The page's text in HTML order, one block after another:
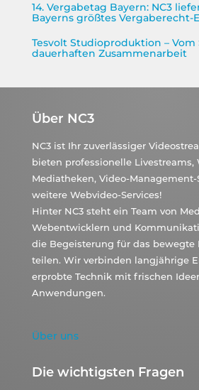
14. Vergabetag Bayern: NC3
Bayerns größtes Vergaberecht-
Tesvolt Studioproduktion – Vom
dauerhaften Zusammenarbeit
Über NC3
NC3 ist Ihr zuverlässiger
bieten professionelle Livestreams,
Mediatheken, Video-
weitere Webvideo-Services!
Hinter NC3 steht ein Team von
Webentwicklern und
die Begeisterung für das bewegte
teilen. Wir verbinden langjährige
erprobte Technik mit frischen
Anwendungen.
Über uns
Die wichtigsten Fragen